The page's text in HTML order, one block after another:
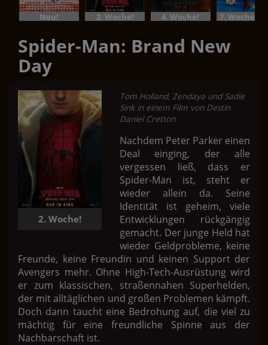
Neu! 2. Woche! 4. Woche!
Spider-Man: Brand New
Day
2. Woche!
Tom Holland, Zendaya und Sadie
Sink in einem Film von Destin
Daniel Cretton
Nachdem Peter Parker einen
Deal einging, der alle
vergessen ließ, dass er
Spider-Man ist, steht er
wieder allein da. Seine
Identität ist geheim, viele
Entwicklungen rückgängig
gemacht. Der junge Held hat
wieder Geldprobleme, keine
Freunde, keine Freundin und keinen Support der
Avengers mehr. Ohne High-Tech-Ausrüstung wird
er zum klassischen, straßennahen Superhelden,
der mit alltäglichen und großen Problemen kämpft.
Doch dann taucht eine Bedrohung auf, die viel zu
mächtig für eine freundliche Spinne aus der
Nachbarschaft ist.